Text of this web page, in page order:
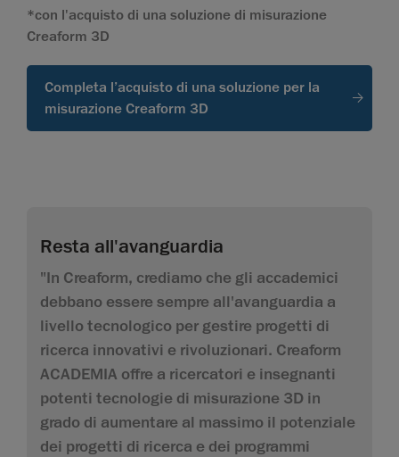
*con l'acquisto di una soluzione di misurazione
Creaform 3D
Completa l’acquisto di una soluzione per la
misurazione Creaform 3D
Resta all'avanguardia
"In Creaform, crediamo che gli accademici
debbano essere sempre all'avanguardia a
livello tecnologico per gestire progetti di
ricerca innovativi e rivoluzionari. Creaform
ACADEMIA offre a ricercatori e insegnanti
potenti tecnologie di misurazione 3D in
grado di aumentare al massimo il potenziale
dei progetti di ricerca e dei programmi